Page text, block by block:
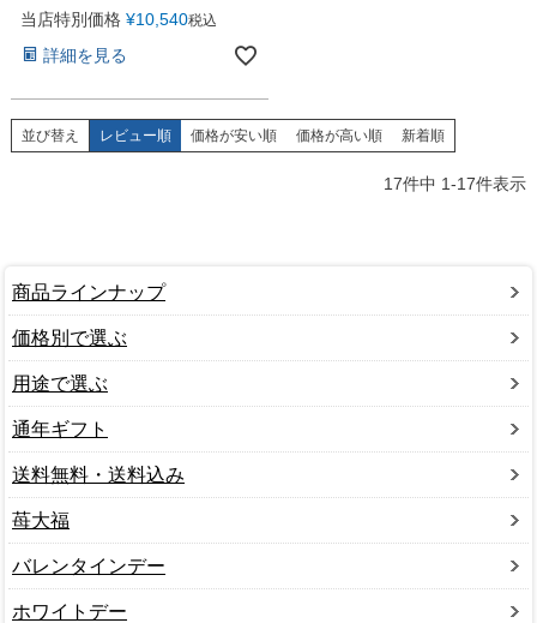
当店特別価格 ¥10,540税込
詳細を見る
並び替え レビュー順 価格が安い順 価格が高い順 新着順
17件中 1-17件表示
商品ラインナップ
価格別で選ぶ
用途で選ぶ
通年ギフト
送料無料・送料込み
苺大福
バレンタインデー
ホワイトデー